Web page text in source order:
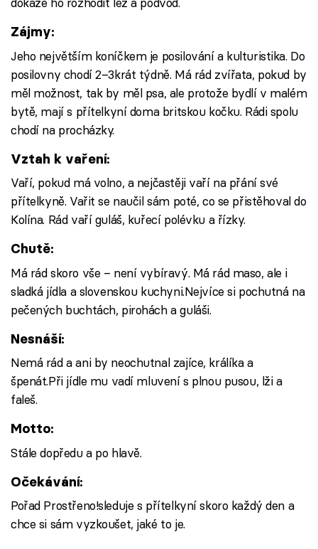
Zájmy:
Jeho největším koníčkem je posilování a kulturistika. Do
posilovny chodí 2–3krát týdně. Má rád zvířata, pokud by
měl možnost, tak by měl psa, ale protože bydlí v malém
bytě, mají s přítelkyní doma britskou kočku. Rádi spolu
chodí na procházky.
Vztah k vaření:
Vaří, pokud má volno, a nejčastěji vaří na přání své
přítelkyně. Vařit se naučil sám poté, co se přistěhoval do
Kolína. Rád vaří guláš, kuřecí polévku a řízky.
Chutě:
Má rád skoro vše – není vybíravý. Má rád maso, ale i
sladká jídla a slovenskou kuchyni.Nejvíce si pochutná na
pečených buchtách, pirohách a guláši.
Nesnáší:
Nemá rád a ani by neochutnal zajíce, králíka a
špenát.Při jídle mu vadí mluvení s plnou pusou, lži a
faleš.
Motto:
Stále dopředu a po hlavě.
Očekávání:
Pořad Prostřeno!sleduje s přítelkyní skoro každý den a
chce si sám vyzkoušet, jaké to je.